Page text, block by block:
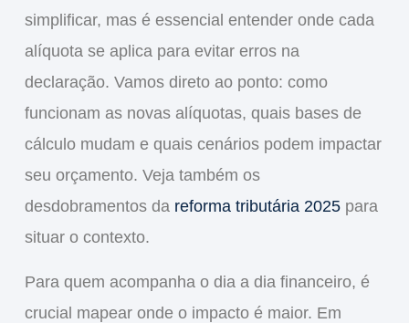
simplificar, mas é essencial entender onde cada
alíquota se aplica para evitar erros na
declaração. Vamos direto ao ponto: como
funcionam as novas alíquotas, quais bases de
cálculo mudam e quais cenários podem impactar
seu orçamento. Veja também os
desdobramentos da reforma tributária 2025para
situar o contexto.
Para quem acompanha o dia a dia financeiro, é
crucial mapear onde o impacto é maior. Em